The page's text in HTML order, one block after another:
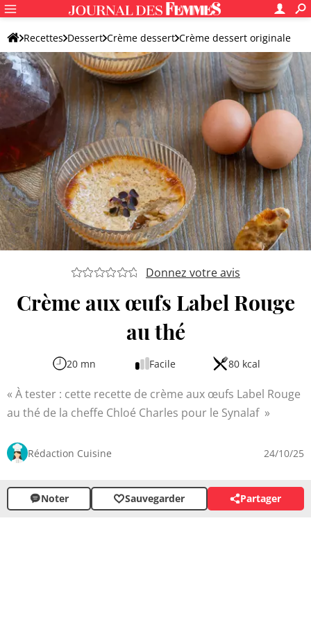
Recettes Dessert Crème dessert Crème dessert originale
Donnez votre avis
Crème aux œufs Label Rouge
au thé
20 mn Facile 80 kcal
À tester : cette recette de crème aux œufs Label Rouge
au thé de la cheffe Chloé Charles pour le Synalaf
Rédaction Cuisine 24/10/25
Noter Sauvegarder Partager